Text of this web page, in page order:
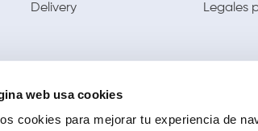
web usa cookies
cookies para mejorar tu experiencia de
Delivery
Legales